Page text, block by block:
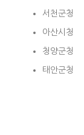
서천군청
아산시청
청양군청
태안군청